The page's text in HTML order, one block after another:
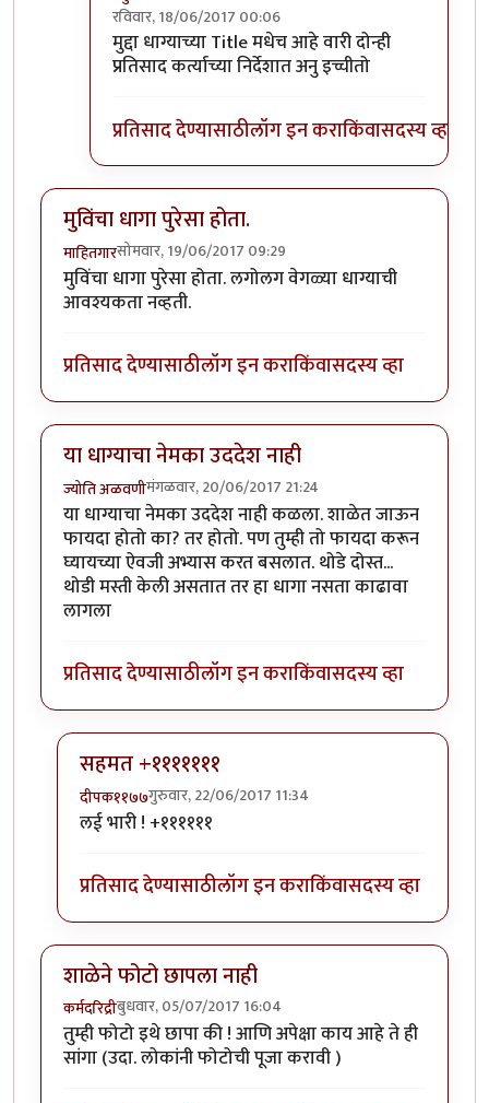
रविवार, 18/06/2017 00:06
In reply toअरेरेbyवरुण मोहिते
मुद्दा धाग्याच्या Title मधेच आहे वारी दोन्ही
प्रतिसाद कर्त्याच्या निर्देशात अनु इच्चीतो
प्रतिसाद देण्यासाठीलॉग इन कराकिंवासदस्य व्हा
मुविंचा धागा पुरेसा होता.
माहितगारसोमवार, 19/06/2017 09:29
मुविंचा धागा पुरेसा होता. लगोलग वेगळ्या धाग्याची
आवश्यकता नव्हती.
प्रतिसाद देण्यासाठीलॉग इन कराकिंवासदस्य व्हा
या धाग्याचा नेमका उददेश नाही
ज्योति अळवणीमंगळवार, 20/06/2017 21:24
या धाग्याचा नेमका उददेश नाही कळला. शाळेत जाऊन
फायदा होतो का? तर होतो. पण तुम्ही तो फायदा करून
घ्यायच्या ऐवजी अभ्यास करत बसलात. थोडे दोस्त...
थोडी मस्ती केली असतात तर हा धागा नसता काढावा
लागला
प्रतिसाद देण्यासाठीलॉग इन कराकिंवासदस्य व्हा
सहमत +१११११११
दीपक११७७गुरुवार, 22/06/2017 11:34
In reply toया धाग्याचा नेमका उददेश नाही
लई भारी ! +११११११
प्रतिसाद देण्यासाठीलॉग इन कराकिंवासदस्य व्हा
शाळेने फोटो छापला नाही
कर्मदरिद्रीबुधवार, 05/07/2017 16:04
तुम्ही फोटो इथे छापा की ! आणि अपेक्षा काय आहे ते ही
सांगा (उदा. लोकांनी फोटोची पूजा करावी )